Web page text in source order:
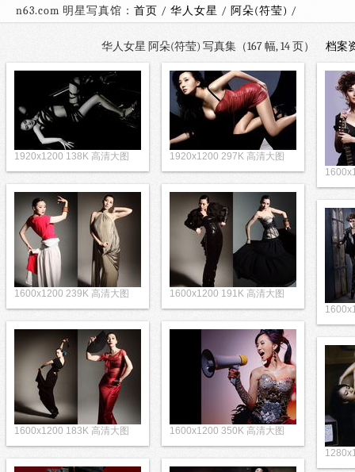
n63.com 明星写真馆： 首页 / 华人女星 / 阿朵(符莹)
华人女星 阿朵(符莹) 写真集（167 幅, 14 页） 档案
1920x1200 138K 高清大图
1920x1200 297K 高清大图
1600x1200 239K 高清大图
1600x1200 191K 高清大图
1600x1200 183K 高清大图
1600x1200 350K 高清大图